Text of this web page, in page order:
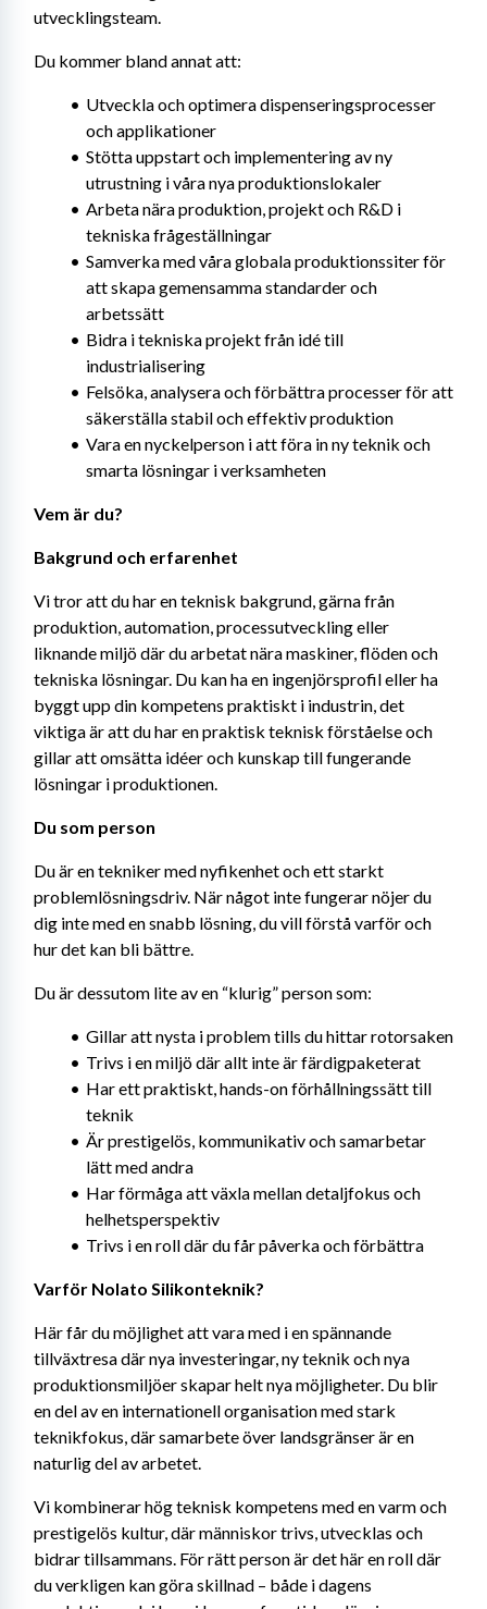
utvecklingsteam.
Du kommer bland annat att:
Utveckla och optimera dispenseringsprocesser
och applikationer
Stötta uppstart och implementering av ny
utrustning i våra nya produktionslokaler
Arbeta nära produktion, projekt och R&D i
tekniska frågeställningar
Samverka med våra globala produktionssiter för
att skapa gemensamma standarder och
arbetssätt
Bidra i tekniska projekt från idé till
industrialisering
Felsöka, analysera och förbättra processer för att
säkerställa stabil och effektiv produktion
Vara en nyckelperson i att föra in ny teknik och
smarta lösningar i verksamheten
Vem är du?
Bakgrund och erfarenhet
Vi tror att du har en teknisk bakgrund, gärna från
produktion, automation, processutveckling eller
liknande miljö där du arbetat nära maskiner, flöden och
tekniska lösningar. Du kan ha en ingenjörsprofil eller ha
byggt upp din kompetens praktiskt i industrin, det
viktiga är att du har en praktisk teknisk förståelse och
gillar att omsätta idéer och kunskap till fungerande
lösningar i produktionen.
Du som person
Du är en tekniker med nyfikenhet och ett starkt
problemlösningsdriv. När något inte fungerar nöjer du
dig inte med en snabb lösning, du vill förstå varför och
hur det kan bli bättre.
Du är dessutom lite av en “klurig” person som:
Gillar att nysta i problem tills du hittar rotorsaken
Trivs i en miljö där allt inte är färdigpaketerat
Har ett praktiskt, hands-on förhållningssätt till
teknik
Är prestigelös, kommunikativ och samarbetar
lätt med andra
Har förmåga att växla mellan detaljfokus och
helhetsperspektiv
Trivs i en roll där du får påverka och förbättra
Varför Nolato Silikonteknik?
Här får du möjlighet att vara med i en spännande
tillväxtresa där nya investeringar, ny teknik och nya
produktionsmiljöer skapar helt nya möjligheter. Du blir
en del av en internationell organisation med stark
teknikfokus, där samarbete över landsgränser är en
naturlig del av arbetet.
Vi kombinerar hög teknisk kompetens med en varm och
prestigelös kultur, där människor trivs, utvecklas och
bidrar tillsammans. För rätt person är det här en roll där
du verkligen kan göra skillnad – både i dagens